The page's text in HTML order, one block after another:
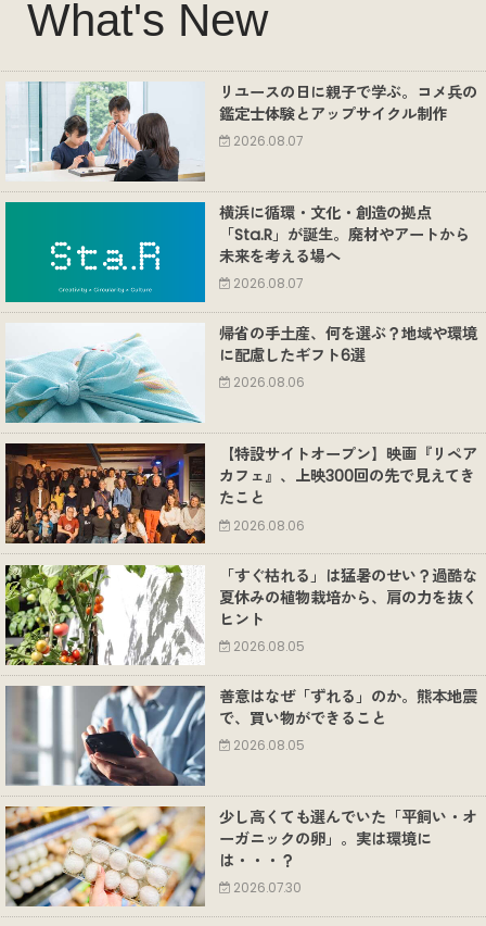
What's New
リユースの日に親子で学ぶ。コメ兵の
鑑定士体験とアップサイクル制作
2026.08.07
横浜に循環・文化・創造の拠点
「Sta.R」が誕生。廃材やアートから
未来を考える場へ
2026.08.07
帰省の手土産、何を選ぶ？地域や環境
に配慮したギフト6選
2026.08.06
【特設サイトオープン】映画『リペア
カフェ』、上映300回の先で見えてき
たこと
2026.08.06
「すぐ枯れる」は猛暑のせい？過酷な
夏休みの植物栽培から、肩の力を抜く
ヒント
2026.08.05
善意はなぜ「ずれる」のか。熊本地震
で、買い物ができること
2026.08.05
少し高くても選んでいた「平飼い・オ
ーガニックの卵」。実は環境に
は・・・？
2026.07.30